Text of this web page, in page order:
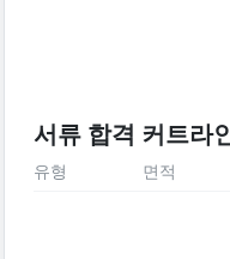
서류 합격 커트라
유형 면적